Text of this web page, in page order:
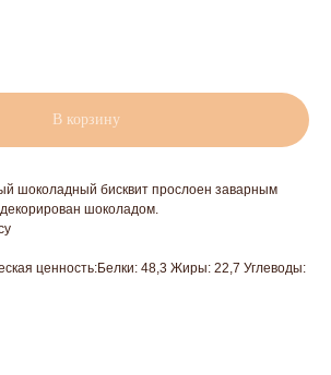
В корзину
шоколадный бисквит прослоен заварным
шоколадом.
ценность:Белки: 48,3 Жиры: 22,7 Углеводы: